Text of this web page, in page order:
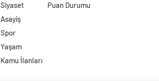
Siyaset
Asayiş
Spor
Yaşam
Kamu İlanları
Puan Durumu